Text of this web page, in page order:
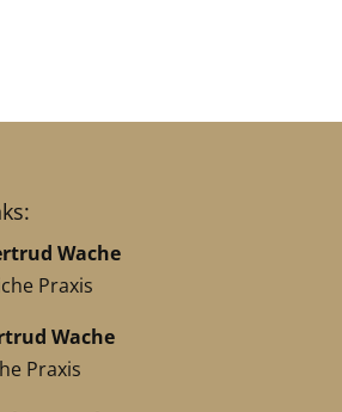
Wache
Praxis
Wache
Praxis